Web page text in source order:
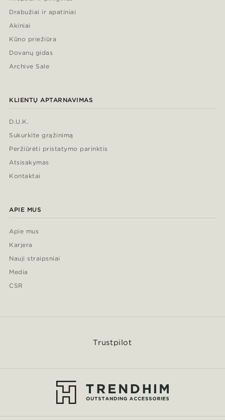
Drabužiai ir apatiniai
Akiniai
Kūno priežiūra
Dovanų gidas
Archive Sale
KLIENTŲ APTARNAVIMAS
D.U.K.
Sukurkite grąžinimą
Peržiūrėti pristatymo parinktis
Atsisakymas
Kontaktai
APIE MUS
Apie mus
Karjera
Nauji straipsniai
Media
CSR
Trustpilot